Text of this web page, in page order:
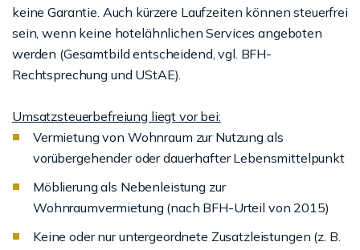
keine Garantie. Auch kürzere Laufzeiten können steuerfrei
sein, wenn keine hotelähnlichen Services angeboten
werden (Gesamtbild entscheidend, vgl. BFH-
Rechtsprechung und UStAE).
Umsatzsteuerbefreiung liegt vor bei:
Vermietung von Wohnraum zur Nutzung als
vorübergehender oder dauerhafter Lebensmittelpunkt
Möblierung als Nebenleistung zur
Wohnraumvermietung (nach BFH-Urteil von 2015)
Keine oder nur untergeordnete Zusatzleistungen (z. B.